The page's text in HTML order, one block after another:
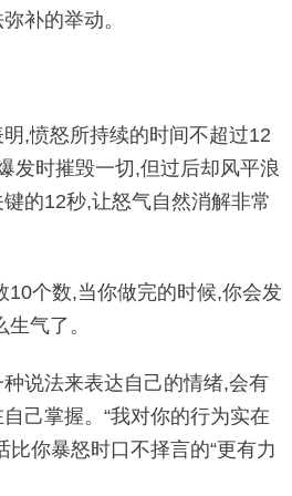
补的举动。
,愤怒所持续的时间不超过12
发时摧毁一切,但过后却风平浪
的12秒,让怒气自然消解非常
10个数,当你做完的时候,你会发
气了。
说法来表达自己的情绪,会有
己掌握。“我对你的行为实在
比你暴怒时口不择言的“更有力